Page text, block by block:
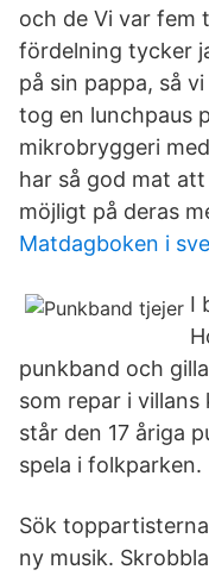
och de Vi var fem
fördelning tycker
på sin pappa, så
tog en lunchpaus
mikrobryggeri
har så god mat
möjligt på deras
Matdagboken i
I
punkband och
som repar i
står den 17 åriga
spela i folkparken.
Sök
ny musik.